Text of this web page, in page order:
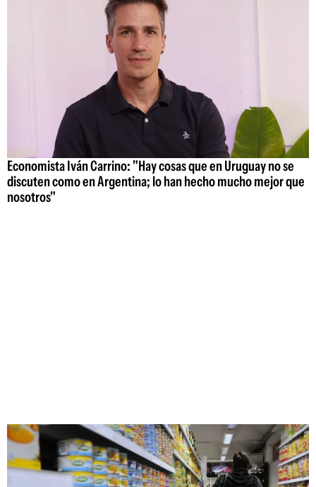
Economista Iván Carrino: "Hay cosas que en Uruguay no se
discuten como en Argentina; lo han hecho mucho mejor que
nosotros"